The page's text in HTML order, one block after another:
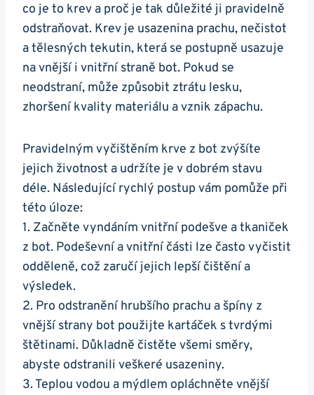
co je to krev a proč je tak důležité ji pravidelně
odstraňovat. Krev je usazenina⁢ prachu, nečistot
a tělesných tekutin, která se postupně usazuje
na vnější​ i vnitřní straně bot.‍ Pokud se
neodstraní, může způsobit ztrátu lesku,
zhoršení ​kvality materiálu a vznik zápachu.
Pravidelným vyčištěním krve z bot zvýšíte
jejich životnost a udržíte je ⁣v dobrém stavu
déle. Následující rychlý postup vám pomůže při
této úloze:
1. Začněte vyndáním vnitřní​ podešve ⁢a tkaniček
z bot. Podeševní a vnitřní části lze ⁢často vyčistit‍
odděleně, což zaručí jejich lepší čištění a
výsledek.
2. Pro odstranění hrubšího prachu a špíny z
vnější strany bot použijte kartáček​ s tvrdými
‌štětinami. Důkladně čistěte všemi směry,
abyste odstranili veškeré usazeniny.
3. ​Teplou vodou a mýdlem opláchněte ‌vnější⁢